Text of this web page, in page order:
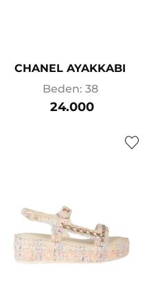
CHANEL AYAKKABI
Beden: 38
24.000